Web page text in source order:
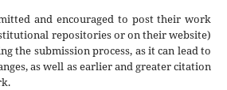
and encouraged to post their work
repositories or on their website)
the submission process, as it can lead to
as well as earlier and greater citation